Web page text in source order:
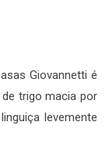
Giovannetti é
trigo macia por
levemente